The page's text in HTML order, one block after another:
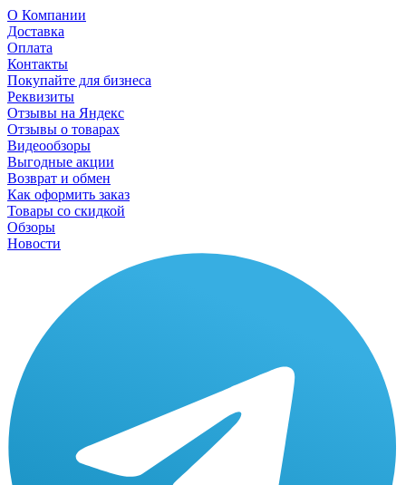
О Компании
Доставка
Оплата
Контакты
Покупайте для бизнеса
Реквизиты
Отзывы на Яндекс
Отзывы о товарах
Видеообзоры
Выгодные акции
Возврат и обмен
Как оформить заказ
Товары со скидкой
Обзоры
Новости